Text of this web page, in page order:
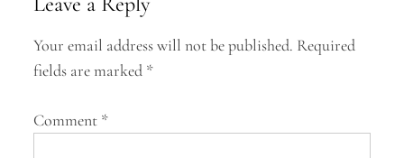
g
t
Your email address will not be published. Required
fields are marked *
Comment *